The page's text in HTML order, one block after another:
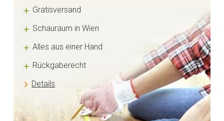
Gratisversand
Schauraum in Wien
Alles aus einer Hand
Rückgaberecht
Details